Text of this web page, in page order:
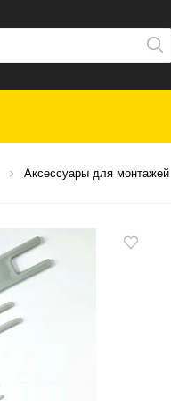
Туризм, отдых
Аксессуары для монтажей